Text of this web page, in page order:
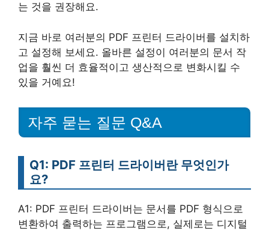
는 것을 권장해요.
지금 바로 여러분의 PDF 프린터 드라이버를 설치하
고 설정해 보세요. 올바른 설정이 여러분의 문서 작
업을 훨씬 더 효율적이고 생산적으로 변화시킬 수
있을 거예요!
자주 묻는 질문 Q&A
Q1: PDF 프린터 드라이버란 무엇인가
요?
A1: PDF 프린터 드라이버는 문서를 PDF 형식으로
변환하여 출력하는 프로그램으로, 실제로는 디지털